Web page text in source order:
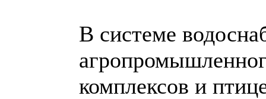
В системе
комплексов и